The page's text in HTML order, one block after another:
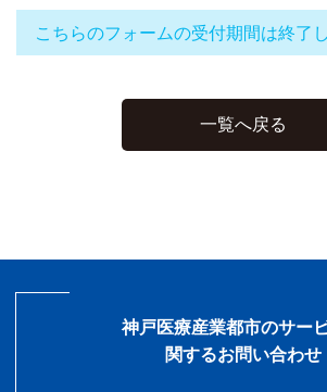
こちらのフォームの受付期間は終了
一覧へ戻る
神戸医療産業都市のサー
関するお問い合わせ